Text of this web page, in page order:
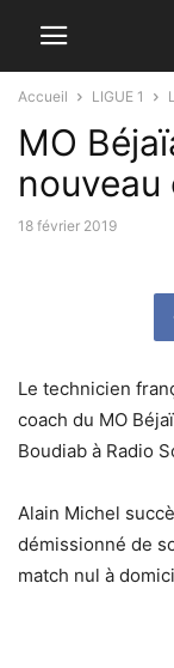
Accueil LIGUE 1
MO
nouveau
18 février 2019
Le technicien
coach du MO
Boudiab à Radio
Alain Michel
démissionné de
match nul à